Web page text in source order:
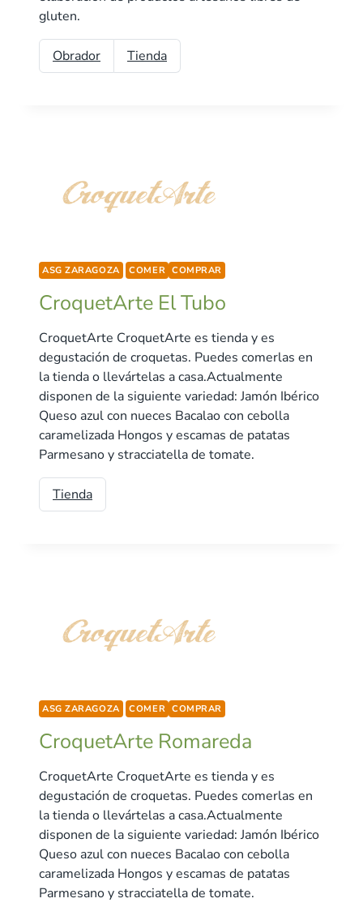
gluten.
Obrador Tienda
ASG ZARAGOZA COMER COMPRAR
CroquetArte El Tubo
CroquetArte CroquetArte es tienda y es
degustación de croquetas. Puedes comerlas en
la tienda o llevártelas a casa.Actualmente
disponen de la siguiente variedad: Jamón Ibérico
Queso azul con nueces Bacalao con cebolla
caramelizada Hongos y escamas de patatas
Parmesano y stracciatella de tomate.
Tienda
ASG ZARAGOZA COMER COMPRAR
CroquetArte Romareda
CroquetArte CroquetArte es tienda y es
degustación de croquetas. Puedes comerlas en
la tienda o llevártelas a casa.Actualmente
disponen de la siguiente variedad: Jamón Ibérico
Queso azul con nueces Bacalao con cebolla
caramelizada Hongos y escamas de patatas
Parmesano y stracciatella de tomate.